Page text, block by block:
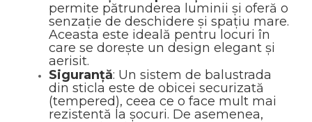
permite pătrunderea luminii și oferă o
senzație de deschidere și spațiu mare.
Aceasta este ideală pentru locuri în
care se dorește un design elegant și
aerisit.
Siguranță: Un sistem de balustrada
din sticla este de obicei securizată
(tempered), ceea ce o face mult mai
rezistentă la șocuri. De asemenea,